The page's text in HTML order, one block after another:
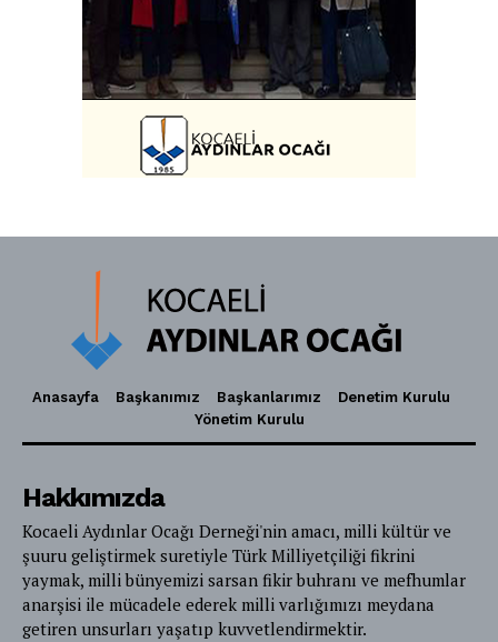
Anasayfa Başkanımız Başkanlarımız
Denetim Kurulu
Yönetim Kurulu
Hakkımızda
Kocaeli Aydınlar Ocağı Derneği'nin amacı, milli kültür ve
şuuru geliştirmek suretiyle Türk Milliyetçiliği fikrini
yaymak, milli bünyemizi sarsan fikir buhranı ve mefhumlar
anarşisi ile mücadele ederek milli varlığımızı meydana
getiren unsurları yaşatıp kuvvetlendirmektir.